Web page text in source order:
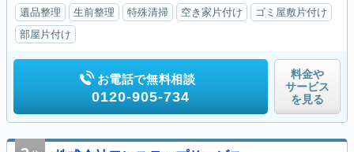
遺品整理 生前整理 特殊清掃 空き家片付け
ゴミ屋敷片付け
部屋片付け
お電話で無料相談
0120-905-734
料金や
サービス
を見る